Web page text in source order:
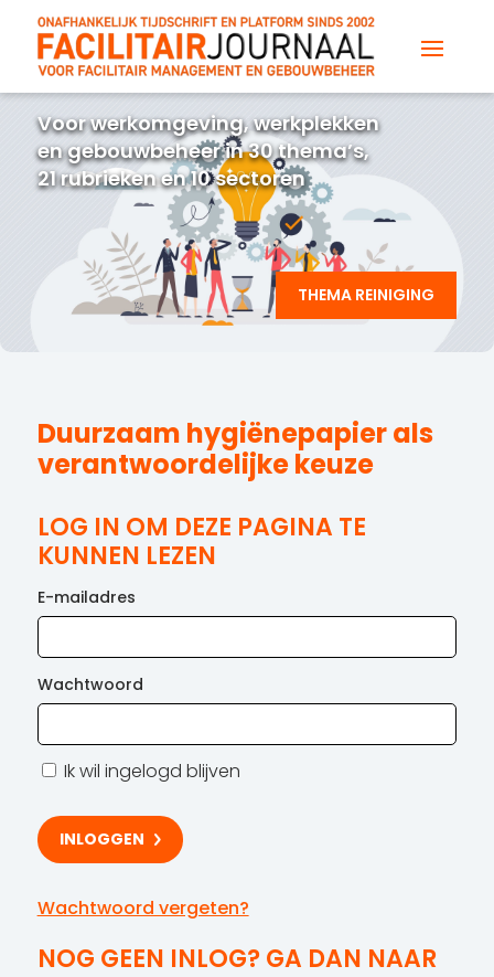
Voor werkomgeving, werkplekken
en gebouwbeheer in 30 thema’s,
21 rubrieken en 10 sectoren
THEMA REINIGING
Duurzaam hygiënepapier als
verantwoordelijke keuze
LOG IN OM DEZE PAGINA TE
KUNNEN LEZEN
E-mailadres
Wachtwoord
Ik wil ingelogd blijven
Wachtwoord vergeten?
NOG GEEN INLOG? GA DAN NAAR